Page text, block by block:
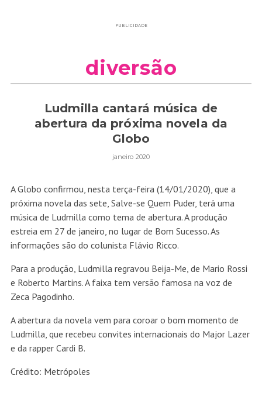
PUBLICIDADE
diversão
Ludmilla cantará música de
abertura da próxima novela da
Globo
janeiro 2020
A Globo confirmou, nesta terça-feira (14/01/2020), que a
próxima novela das sete, Salve-se Quem Puder, terá uma
música de Ludmilla como tema de abertura. A produção
estreia em 27 de janeiro, no lugar de Bom Sucesso. As
informações são do colunista Flávio Ricco.
Para a produção, Ludmilla regravou Beija-Me, de Mario Rossi
e Roberto Martins. A faixa tem versão famosa na voz de
Zeca Pagodinho.
A abertura da novela vem para coroar o bom momento de
Ludmilla, que recebeu convites internacionais do Major Lazer
e da rapper Cardi B.
Crédito: Metrópoles